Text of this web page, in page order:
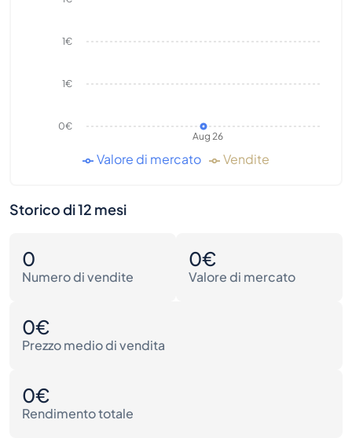
Aug 26
0€
1€
1€
Valore di mercato Vendite
Storico di 12 mesi
0
Numero di vendite
0€
Valore di mercato
0€
Prezzo medio di vendita
0€
Rendimento totale